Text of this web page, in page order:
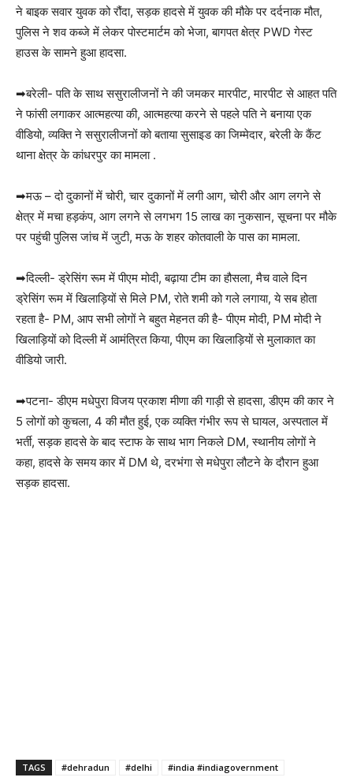
ने बाइक सवार युवक को रौंदा, सड़क हादसे में युवक की मौके पर दर्दनाक मौत,
पुलिस ने शव कब्जे में लेकर पोस्टमार्टम को भेजा, बागपत क्षेत्र PWD गेस्ट
हाउस के सामने हुआ हादसा.
➡बरेली- पति के साथ ससुरालीजनों ने की जमकर मारपीट, मारपीट से आहत पति
ने फांसी लगाकर आत्महत्या की, आत्महत्या करने से पहले पति ने बनाया एक
वीडियो, व्यक्ति ने ससुरालीजनों को बताया सुसाइड का जिम्मेदार, बरेली के कैंट
थाना क्षेत्र के कांधरपुर का मामला .
➡मऊ – दो दुकानों में चोरी, चार दुकानों में लगी आग, चोरी और आग लगने से
क्षेत्र में मचा हड़कंप, आग लगने से लगभग 15 लाख का नुकसान, सूचना पर मौके
पर पहुंची पुलिस जांच में जुटी, मऊ के शहर कोतवाली के पास का मामला.
➡दिल्ली- ड्रेसिंग रूम में पीएम मोदी, बढ़ाया टीम का हौसला, मैच वाले दिन
ड्रेसिंग रूम में खिलाड़ियों से मिले PM, रोते शमी को गले लगाया, ये सब होता
रहता है- PM, आप सभी लोगों ने बहुत मेहनत की है- पीएम मोदी, PM मोदी ने
खिलाड़ियों को दिल्ली में आमंत्रित किया, पीएम का खिलाड़ियों से मुलाकात का
वीडियो जारी.
➡पटना- डीएम मधेपुरा विजय प्रकाश मीणा की गाड़ी से हादसा, डीएम की कार ने
5 लोगों को कुचला, 4 की मौत हुई, एक व्यक्ति गंभीर रूप से घायल, अस्पताल में
भर्ती, सड़क हादसे के बाद स्टाफ के साथ भाग निकले DM, स्थानीय लोगों ने
कहा, हादसे के समय कार में DM थे, दरभंगा से मधेपुरा लौटने के दौरान हुआ
सड़क हादसा.
TAGS #dehradun #delhi #india #indiagovernment